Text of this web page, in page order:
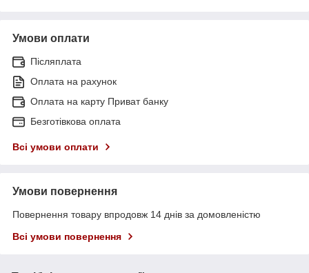
Умови оплати
Післяплата
Оплата на рахунок
Оплата на карту Приват банку
Безготівкова оплата
Всі умови оплати
Умови повернення
Повернення товару впродовж 14 днів за домовленістю
Всі умови повернення